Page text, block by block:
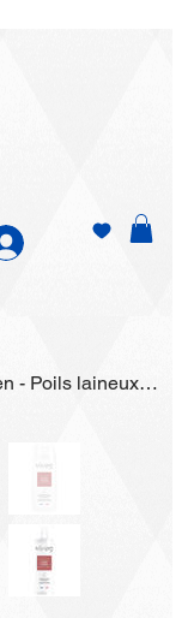
Shampooing professionnel pour chien - Poils laineux, bouclés, cordés - Volumisan